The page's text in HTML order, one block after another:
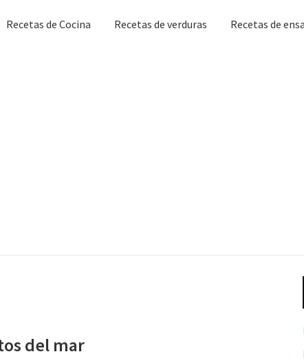
Recetas de Cocina Recetas de verduras Recetas de
del mar